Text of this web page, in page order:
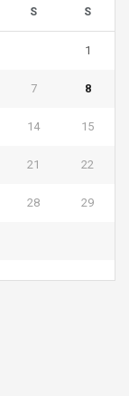
S S
1
7 8
14 15
21 22
28 29